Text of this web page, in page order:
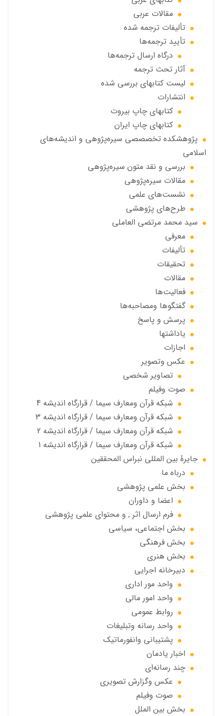
مقالات عربی
تألیفات ترجمه شده
تأیید ترجمه‌ها
درگاه ارسال ترجمه‌ها
آثار تحث ترجمه
ليست كتابهاي بررسي شده
انتشارات
كتابهاي چاپ بيروت
كتابهاي چاپ ايران
پژوهشكده تخصصصى سیره‌پژوهی و اندیشه‌های
اسلامی
بررسی و نقد متون سیره‌پژوهی
مقالات سيره‌پژوهى
نشست‌های علمی
طرح‌های پژوهشی
سید محمد مرتضی العاملی
معرفی
تألیفات
تحقیقات
مقالات
فعالیت‌ها
گفتگوها ومصاحبه‌ها
پرسش و پاسخ
یاداشتها
اجازات
عكس وتصوير
تصاوير شخصى
صوت وفیلم
شبكه قرآن ومعارف سيما / قرارگاه انديشه 4
شبكه قرآن ومعارف سيما / قرارگاه انديشه 3
شبكه قرآن ومعارف سيما / قرارگاه انديشه 2
شبكه قرآن ومعارف سيما / قرارگاه انديشه 1
جايرهٔ بین المللی نبراس المحققین
درباه ما
بخش علمی پژوهشی
اعضا و داوران
فرم ارسال اثر , و محتوای علمی پژوهشی
بخش اجتماعی، سياسي
بخش فرهنگی
بخش هنری
دبیرخانه اجرایی
واحد مور اداری
واحد امور مالی
روابط عمومی
واحد رسانه وتبلیغات
پشتیبانی وانفورماتیک
اخبار يادمان
چند رسانه‌ای
عکس وگزارش تصویری
صوت وفيلم
بخش بين الملل